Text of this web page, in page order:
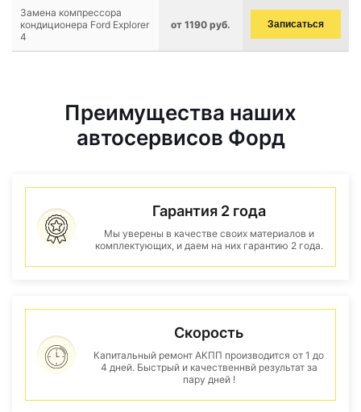
Замена компрессора
кондиционера Ford Explorer
4
от 1190 руб. Записаться
Преимущества наших
автосервисов Форд
Гарантия 2 года
Мы уверены в качестве своих материалов и
комплектующих, и даем на них гарантию 2 года.
Скорость
Капитальный ремонт АКПП производится от 1 до
4 дней. Быстрый и качественнвй результат за
пару дней !